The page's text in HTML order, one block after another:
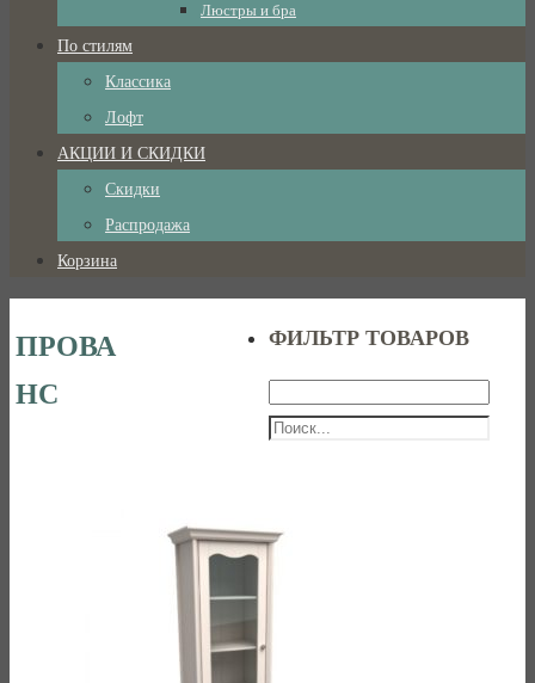
Люстры и бра
По стилям
Классика
Лофт
АКЦИИ И СКИДКИ
Скидки
Распродажа
Корзина
ПРОВА
НС
ФИЛЬТР ТОВАРОВ